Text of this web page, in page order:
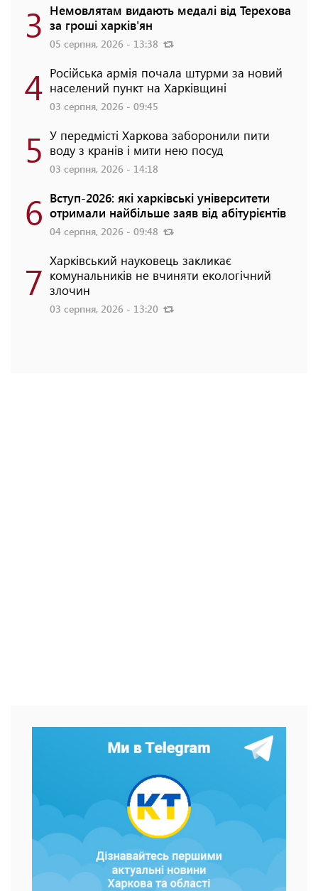
3 Немовлятам видають медалі від Терехова
за гроші харків'ян
05 серпня, 2026 - 13:38
4 Російська армія почала штурми за новий
населений пункт на Харківщині
03 серпня, 2026 - 09:45
5 У передмісті Харкова заборонили пити
воду з кранів і мити нею посуд
03 серпня, 2026 - 14:18
6 Вступ-2026: які харківські університети
отримали найбільше заяв від абітурієнтів
04 серпня, 2026 - 09:48
7 Харківський науковець закликає
комунальників не вчиняти екологічний
злочин
03 серпня, 2026 - 13:20